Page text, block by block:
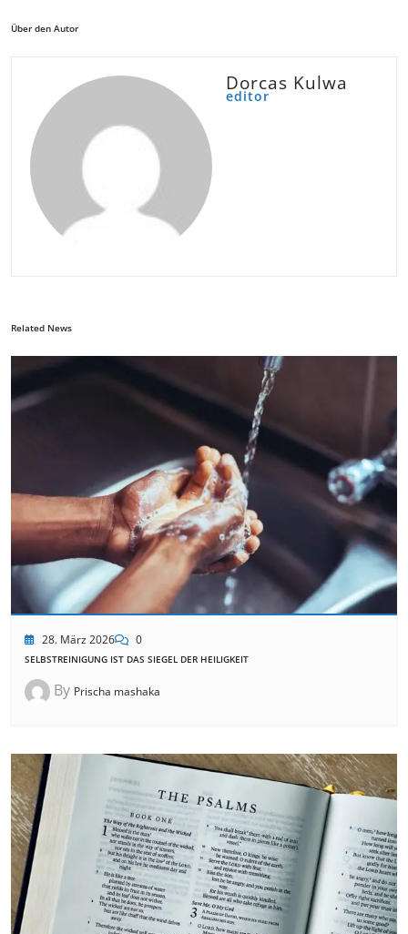
Über den Autor
Dorcas Kulwa
editor
Related News
28. März 2026 0
SELBSTREINIGUNG IST DAS SIEGEL DER HEILIGKEIT
By Prischa mashaka